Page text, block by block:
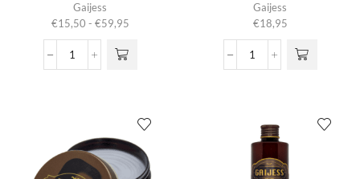
Gaijess
€15,50 - €59,95Prijsklasse:
tot
Beershampoo
heeft
meerdere
Deze optie
Gaijess
€18,95
Black